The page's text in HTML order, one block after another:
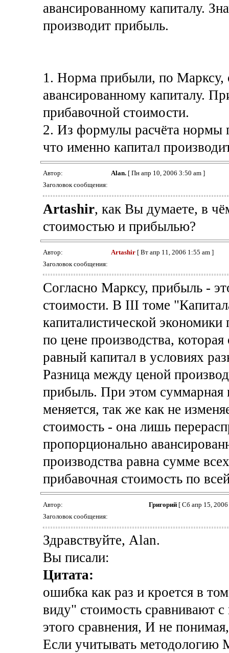
авансированному капиталу.
производит прибыль.
1. Норма прибыли, по Марксу,
авансированному капиталу.
прибавочной стоимости.
2. Из формулы расчёта нормы
что именно капитал
Автор: Alan.[ Пн апр 10, 2006 3:50 am ]
Заголовок сообщения:
Artashir, как Вы думаете, в
стоимостью и прибылью?
Автор: Artashir[ Вт апр 11, 2006 1:55 am ]
Заголовок сообщения:
Согласно Марксу, прибыль -
стоимости. В III томе
капиталистической
по цене производства,
равный капитал в условиях
Разница между ценой
прибыль. При этом суммарная
меняется, так же как не
стоимость - она лишь
пропорционально
производства равна сумме
прибавочная стоимость по
Автор: Григорий[ Сб апр 15, 2006
Заголовок сообщения:
Здравствуйте, Alan.
Вы писали:
Цитата:
ошибка как раз и кроется в
виду" стоимость сравнивают
этого сравнения, И не
Если учитывать методологию